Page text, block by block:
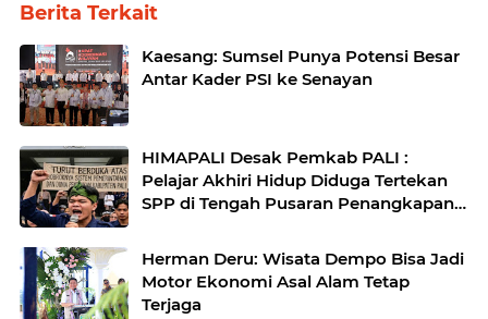
Berita Terkait
Kaesang: Sumsel Punya Potensi Besar
Antar Kader PSI ke Senayan
HIMAPALI Desak Pemkab PALI :
Pelajar Akhiri Hidup Diduga Tertekan
SPP di Tengah Pusaran Penangkapan
Beasiswa yang Mati Suri
Herman Deru: Wisata Dempo Bisa Jadi
Motor Ekonomi Asal Alam Tetap
Terjaga